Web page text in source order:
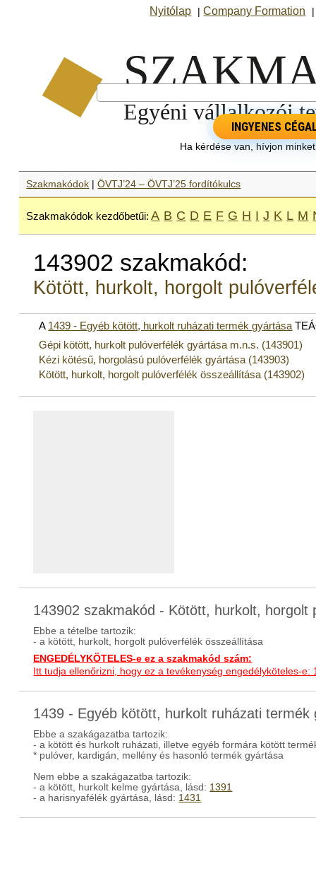
Nyitólap |Company Formation
INGYENES
Ha kérdése van, hívjon
Szakmakódok |ÖVTJ’24 – ÖVTJ’25 fordítókulcs
Szakmakódok kezdőbetűi: A B C D E F G H I J K L M
143902 szakmakód:
Kötött, hurkolt, horgolt
A 1439 - Egyéb kötött, hurkolt ruházati termék gyártása
Gépi kötött, hurkolt pulóverfélék gyártása m.n.s. (143901)
Kézi kötésű, horgolású pulóverfélék gyártása (143903)
Kötött, hurkolt, horgolt pulóverfélék összeállítása (143902)
143902 szakmakód - Kötött, hurkolt, horgolt
Ebbe a tételbe tartozik:
- a kötött, hurkolt, horgolt pulóverfélék összeállítása
ENGEDÉLYKÖTELES-e ez a szakmakód szám:
Itt tudja ellenőrizni, hogy ez a tevékenység engedélyköteles-e:
1439 - Egyéb kötött, hurkolt ruházati termék
Ebbe a szakágazatba tartozik:
- a kötött és hurkolt ruházati, illetve egyéb formára kötött
* pulóver, kardigán, mellény és hasonló termék gyártása
Nem ebbe a szakágazatba tartozik:
- a kötött, hurkolt kelme gyártása, lásd: 1391
- a harisnyafélék gyártása, lásd: 1431